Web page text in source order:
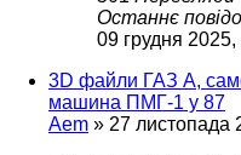
Останнє
09 грудня
3D файли ГАЗ А,
машина ПМГ-1 у 87
Aem » 27 листопада